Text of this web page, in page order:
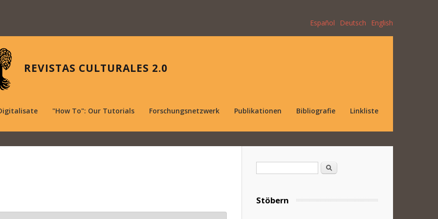
Español Deutsch English
REVISTAS CULTURALES 2.0
"How To": Our Tutorials Forschungsnetzwerk Publikationen Bibliografie Linkliste
Suche
Stöbern